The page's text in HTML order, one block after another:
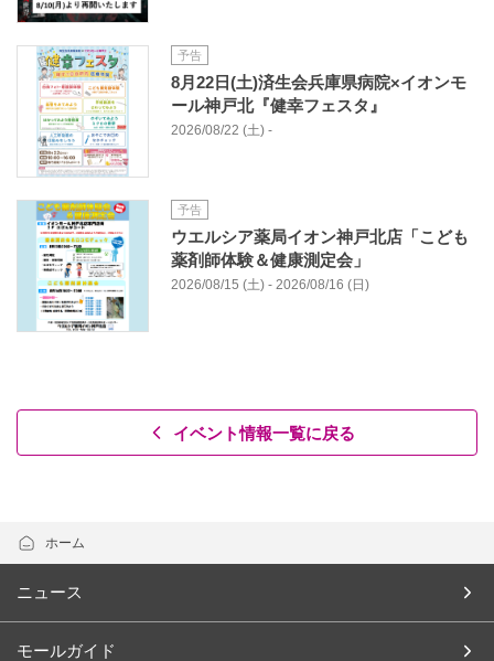
予告
8月22日(土)済生会兵庫県病院×イオンモ
ール神戸北『健幸フェスタ』
2026/08/22 (土) -
予告
ウエルシア薬局イオン神戸北店「こども
薬剤師体験＆健康測定会」
2026/08/15 (土) - 2026/08/16 (日)
イベント情報一覧に戻る
ホーム
ニュース
モールガイド